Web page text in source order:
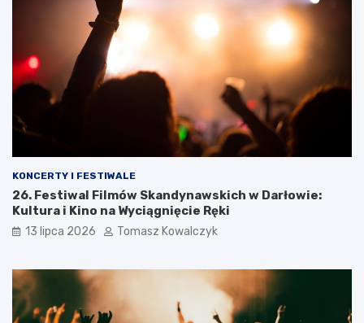
KONCERTY I FESTIWALE
26. Festiwal Filmów Skandynawskich w Darłowie:
Kultura i Kino na Wyciągnięcie Ręki
13 lipca 2026 Tomasz Kowalczyk